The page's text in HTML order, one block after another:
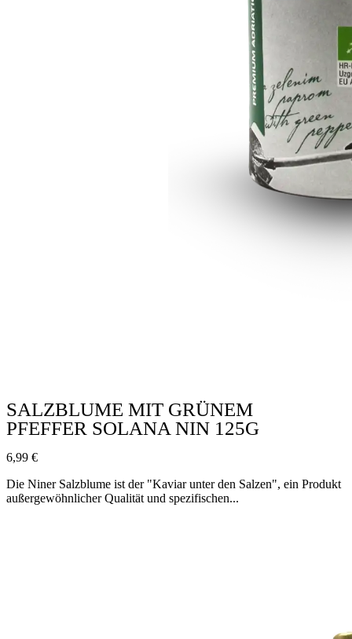
SALZBLUME MIT GRÜNEM
PFEFFER SOLANA NIN 125G
6,99 €
Die Niner Salzblume ist der "Kaviar unter den Salzen", ein Produkt
außergewöhnlicher Qualität und spezifischen...